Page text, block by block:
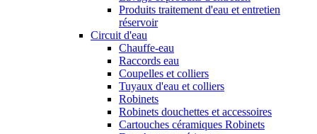
Produits traitement d'eau et entretien
réservoir
Circuit d'eau
Chauffe-eau
Raccords eau
Coupelles et colliers
Tuyaux d'eau et colliers
Robinets
Robinets douchettes et accessoires
Cartouches céramiques Robinets